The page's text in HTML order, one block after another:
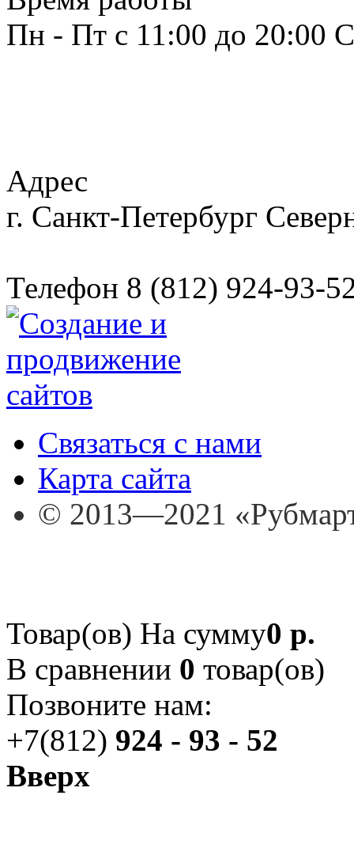
Пн - Пт с 11:00 до 20:00
Адрес
г. Санкт-Петербург
Телефон 8 (812) 924-93-
Связаться с нами
Карта сайта
© 2013—2021
Товар(ов) На сумму0 р.
В сравнении 0 товар(ов)
Позвоните нам:
+7(812) 924 - 93 - 52
Вверх